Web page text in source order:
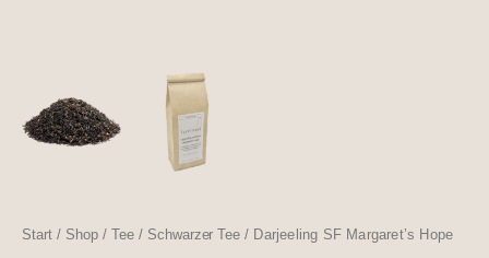
Start/ Shop/Tee/ Schwarzer Tee/ Darjeeling SF Margaret’s Hope